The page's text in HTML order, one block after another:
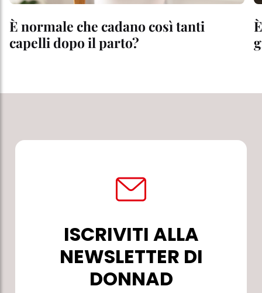
È normale che cadano così tanti
capelli dopo il parto?
ISCRIVITI ALLA
NEWSLETTER DI
DONNAD